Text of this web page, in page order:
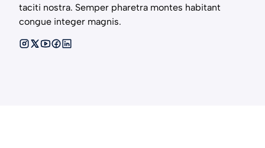
taciti nostra. Semper pharetra montes habitant
congue integer magnis.